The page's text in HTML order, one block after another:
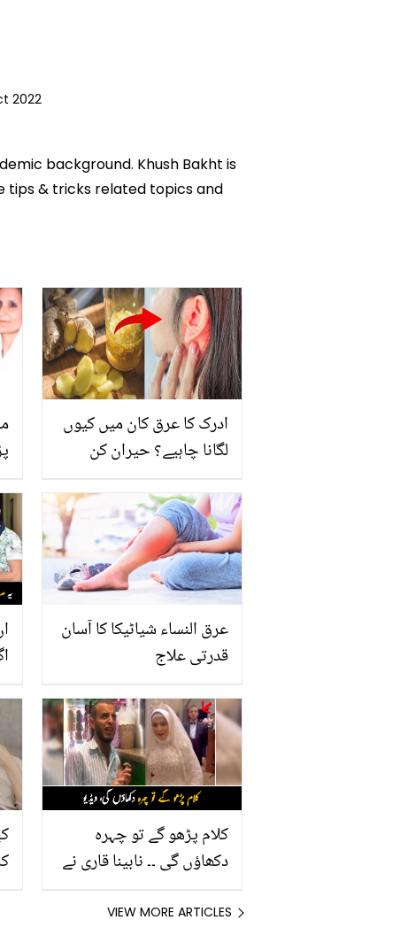
2022
background. Khush Bakht is
tips & tricks related topics and
ادرک کا عرق کان میں کیوں
لگانا چاہیے؟ حیران کن
تکالیف سے نجات میں مدد
کرے
عرق النساء شیاٹیکا کا آسان
قدرتی علاج
کلام پڑھو گے تو چہرہ
دکھاؤں گی ۔۔ نابینا قاری نے
اور اپنی دلہن کی فرمائش
VIEW MORE ARTICLES